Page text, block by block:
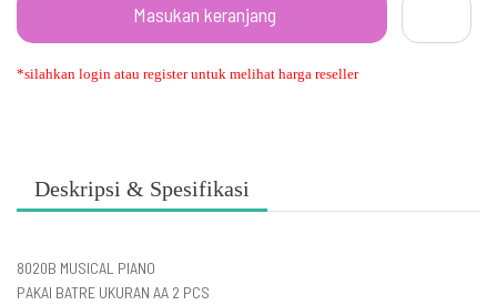
Masukan keranjang
*silahkan login atau register untuk melihat harga reseller
Deskripsi & Spesifikasi
8020B MUSICAL PIANO
PAKAI BATRE UKURAN AA 2 PCS